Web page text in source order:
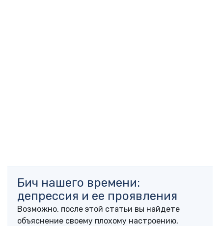
Бич нашего времени:
депрессия и ее проявления
Возможно, после этой статьи вы найдете
объяснение своему плохому настроению,